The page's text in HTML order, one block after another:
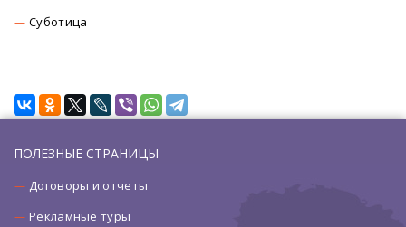
Суботица
ПОЛЕЗНЫЕ СТРАНИЦЫ
Договоры и отчеты
Рекламные туры